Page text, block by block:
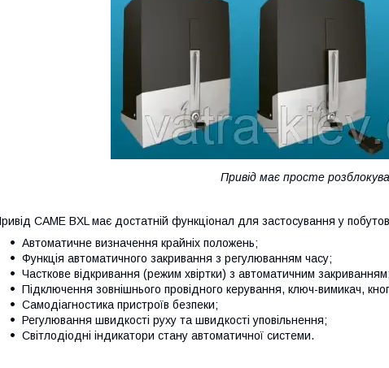
Привід має просте
CAME BXL має достатній функціонал для застосування у
Автоматичне визначення крайніх положень;
Функція автоматичного закривання з регулюванням часу;
Часткове відкривання (режим хвіртки) з автоматичним закриванням;
Підключення зовнішнього провідного керування, ключ-вимикач,
Самодіагностика пристроїв безпеки;
Регулювання швидкості руху та швидкості уповільнення;
Світлодіодні індикатори стану автоматичної системи.